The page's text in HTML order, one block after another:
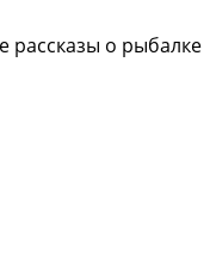
рассказы о рыбалке